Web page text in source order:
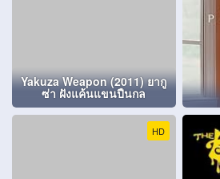
Yakuza Weapon (2011) ยากู
ซ่า ฝังแค้นแขนปืนกล
HD